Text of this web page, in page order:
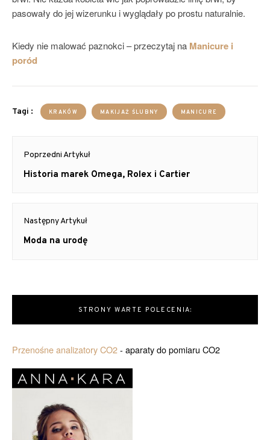
pasowały do jej wizerunku i wyglądały po prostu naturalnie.
Kiedy nie malować paznokci – przeczytaj na Manicure i
poród
Tagi : KRAKÓW MAKIJAŻ ŚLUBNY MANICURE
wpisu
Poprzedni Artykuł
Poprzedni
Historia marek Omega, Rolex i Cartier
Następny Artykuł
Następny
Moda na urodę
STRONY WARTE POLECENIA:
Przenośne analizatory CO2- aparaty do pomiaru CO2